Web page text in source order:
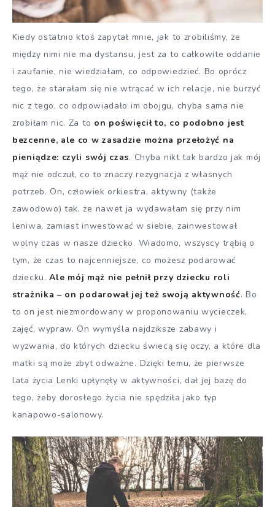
Kiedy ostatnio ktoś zapytał mnie, jak to zrobiliśmy, że
między nimi nie ma dystansu, jest za to całkowite oddanie
i zaufanie, nie wiedziałam, co odpowiedzieć. Bo oprócz
tego, że starałam się nie wtrącać w ich relacje, nie burzyć
nic z tego, co odpowiadało im obojgu, chyba sama nie
zrobiłam nic. Za to on poświęcił to, co podobno jest
bezcenne, ale co w zasadzie można przełożyć na
pieniądze: czyli swój czas. Chyba nikt tak bardzo jak mój
mąż nie odczuł, co to znaczy rezygnacja z własnych
potrzeb. On, człowiek orkiestra, aktywny (także
zawodowo) tak, że nawet ja wydawałam się przy nim
leniwa, zamiast inwestować w siebie, zainwestował
wolny czas w nasze dziecko. Wiadomo, wszyscy trąbią o
tym, że czas to najcenniejsze, co możesz podarować
dziecku.Ale mój mąż nie pełnił przy dziecku roli
strażnika – on podarował jej też swoją aktywność. Bo
to on jest niezmordowany w proponowaniu wycieczek,
zajęć, wypraw. On wymyśla najdziksze zabawy i
wyzwania, do których dziecku świecą się oczy, a które dla
matki są może zbyt odważne. Dzięki temu, że pierwsze
lata życia Lenki upłynęły w aktywności, dał jej bazę do
tego, żeby dorosłego życia nie spędziła jako typ
kanapowo-salonowy.